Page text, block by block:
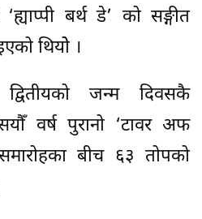
बर्थ डे’ को सङ्गीत
थियोे ।
द्वितीयको जन्म दिवसकै
वर्ष पुरानो ‘टावर अफ
बीच ६३ तोपको